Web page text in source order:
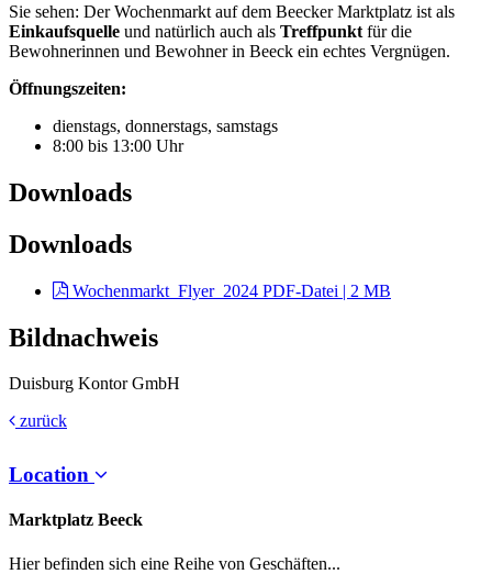
Sie sehen: Der Wochenmarkt auf dem Beecker Marktplatz ist als
Einkaufsquelle und natürlich auch als Treffpunkt für die
Bewohnerinnen und Bewohner in Beeck ein echtes Vergnügen.
Öffnungszeiten:
dienstags, donnerstags, samstags
8:00 bis 13:00 Uhr
Downloads
Downloads
Wochenmarkt_Flyer_2024 PDF-Datei | 2 MB
Bildnachweis
Duisburg Kontor GmbH
zurück
Location
Marktplatz Beeck
Hier befinden sich eine Reihe von Geschäften...